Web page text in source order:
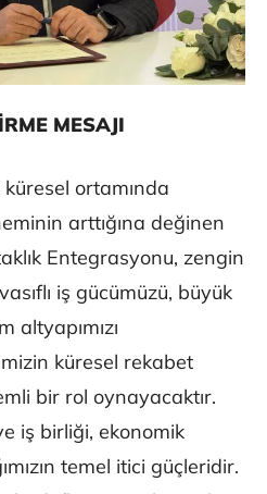
MESAJI
ortamında
arttığına değinen
Entegrasyonu, zengin
iş gücümüzü, büyük
altyapımızı
küresel rekabet
bir rol oynayacaktır.
iş birliği, ekonomik
temel itici güçleridir.